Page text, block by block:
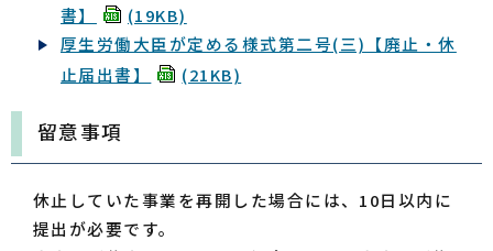
書】
(19KB)
厚生労働大臣が定める様式第二号(三)【廃止・休
止届出書】
(21KB)
留意事項
休止していた事業を再開した場合には、10日以内に
提出が必要です。